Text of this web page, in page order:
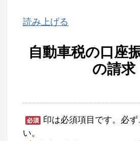
読み上げる
自動車税の口座
の請求
印は必須項目です。必ず
い。